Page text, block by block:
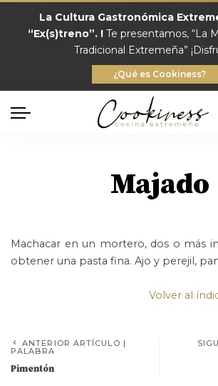
La Cultura Gastronómica
“Ex(s)treno”. ! Te presentamos, “La
Tradicional Extremeña”
¿Qué es Cookiness?
Majado
Machacar en un mortero, dos o más
obtener una pasta fina. Ajo y perejil,
Volver al
ANTERIOR ARTÍCULO |
PALABRA
Pimentón